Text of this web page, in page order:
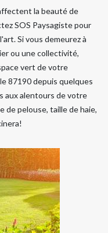
la beauté de
SOS Paysagiste pour
Si vous demeurez à
ou une collectivité,
vert de votre
87190 depuis quelques
aux alentours de votre
de pelouse, taille de haie,